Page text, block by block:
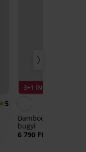
5
3+1 INGYEN
Bamboo Nature
bugyi
6 790 Ft